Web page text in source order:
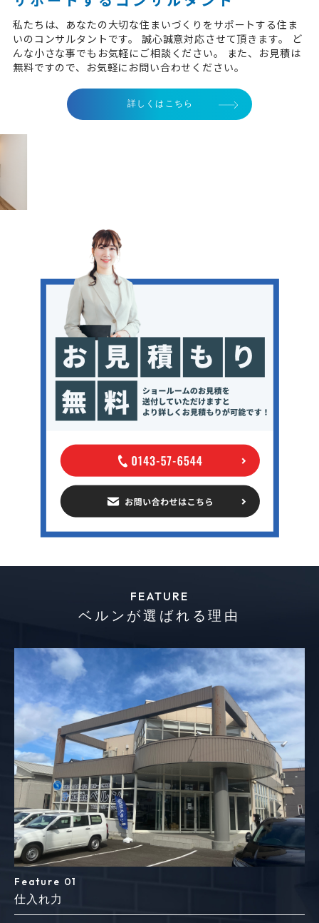
私たちは、あなたの大切な住まいづくりをサポートする住ま
いのコンサルタントです。 誠心誠意対応させて頂きます。 ど
んな小さな事でもお気軽にご相談ください。 また、お見積は
無料ですので、お気軽にお問い合わせください。
詳しくはこちら
FEATURE
ベルンが選ばれる理由
Feature 01
仕入れ力